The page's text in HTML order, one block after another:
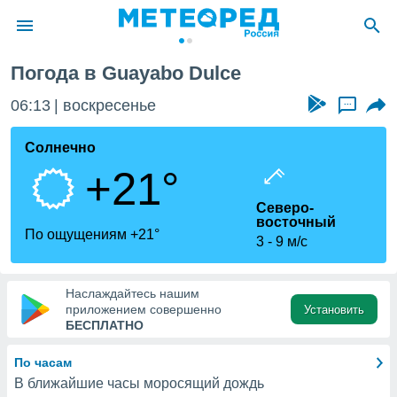
о
Вы можете
к этому
доступ
Погода в Guayabo Dulce
06:13 воскресенье ...
Солнечно
+21°
По ощущениям +21°
Северо-
восточный
3
9 м/с
Наслаждайтесь нашим
приложением совершенно
БЕСПЛАТНО
Установить
По часам
В ближайшие часы моросящий дождь